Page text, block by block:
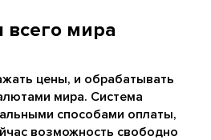
всего мира
цены, и обрабатывать
мира. Система
способами оплаты,
возможность свободно